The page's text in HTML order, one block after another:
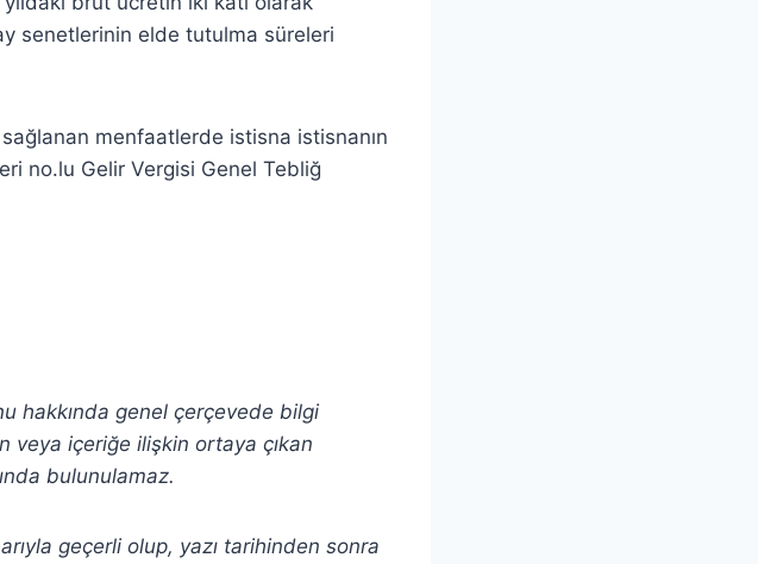
senetlerinin elde tutulma süreleri
menfaatlerde istisna istisnanın
no.lu Gelir Vergisi Genel Tebliğ
hakkında genel çerçevede bilgi
veya içeriğe ilişkin ortaya çıkan
bulunulamaz.
geçerli olup, yazı tarihinden sonra